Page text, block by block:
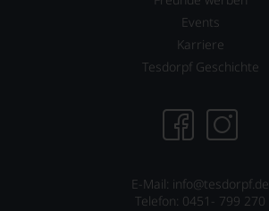
Events
Karriere
Tesdorpf Geschichte
E-Mail: info@tesdorpf.de
Telefon: 0451- 799 270